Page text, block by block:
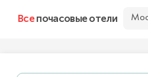
Всепочасовые отели